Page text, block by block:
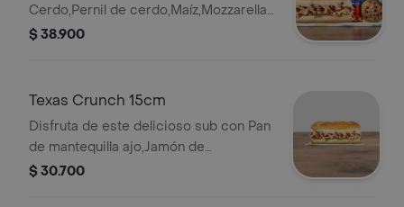
Cerdo,Pernil de cerdo,Maíz,Mozzarella
rallado ,Cebollita Crispy ,Salsa
acompañamiento.
$ 38.900
Texas Crunch 15cm
Disfruta de este delicioso sub con Pan
de mantequilla ajo,Jamón de
Cerdo,Pernil de cerdo,Maíz,Mozzarella
$ 30.700